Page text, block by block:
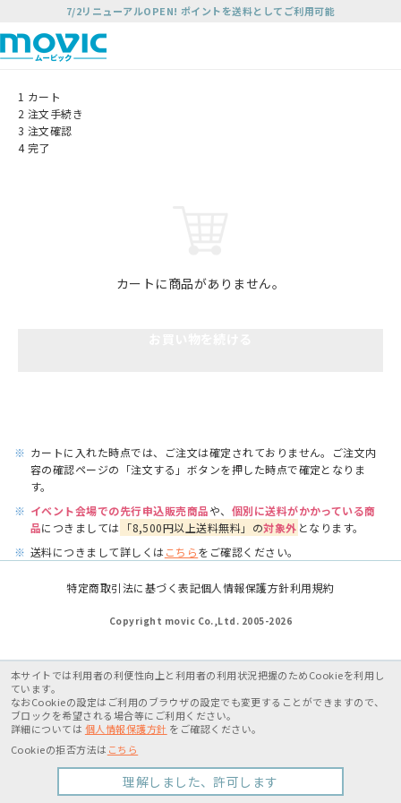
7/2リニューアルOPEN! ポイントを送料としてご利用可能
1 カート
2 注文手続き
3 注文確認
4 完了
カートに商品がありません。
※ カートに入れた時点では、ご注文は確定されておりません。ご注文内
容の確認ページの「注文する」ボタンを押した時点で確定となりま
す。
※ イベント会場での先行申込販売商品や、 個別に送料がかかっている商
品につきましては 「8,500円以上送料無料」の対象外 となります。
※ 送料につきまして詳しくはこちらをご確認ください。
特定商取引法に基づく表記個人情報保護方針利用規約
Copyright movic Co.,Ltd. 2005-2026
本サイトでは利用者の利便性向上と利用者の利用状況把握のためCookieを利用し
ています。
なおCookieの設定はご利用のブラウザの設定でも変更することができますので、
ブロックを希望される場合等にご利用ください。
詳細については 個人情報保護方針 をご確認ください。
Cookieの拒否方法は こちら
理解しました、許可します